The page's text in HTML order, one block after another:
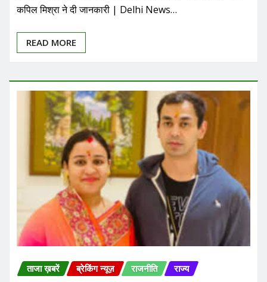
कपिल मिश्रा ने दी जानकारी | Delhi News…
READ MORE
ताजा ख़बरें ब्रेकिंग न्यूज़ राजनीति राज्य